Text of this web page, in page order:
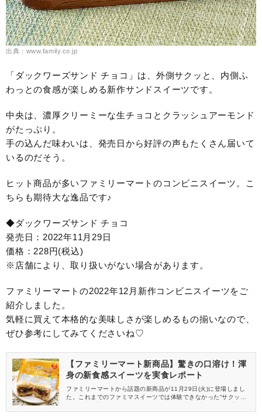
出典：www.family.co.jp
「ダックワーズサンド チョコ」は、外側サクッと、内側ふ
わっとの食感が楽しめる新作サンドスイーツです。
中央は、濃厚クリーミーな生チョコとクラッシュアーモンド
がたっぷり。
手の込んだ味わいは、発売日から好評の声もたくさん届いて
いるのだそう。
ヒット商品が多いファミリーマートのコンビニスイーツ。こ
ちらも期待大な逸品です♪
◆ダックワーズサンド チョコ
発売日：2022年11月29日
価格：228円(税込)
※店舗により、取り扱いがない場合があります。
ファミリーマートの2022年12月新作コンビニスイーツをご
紹介しました。
気軽に買えて本格的な美味しさが楽しめるもの揃いなので、
ぜひ参考にしてみてくださいね♡
【ファミリーマート新商品】驚きの口溶け！渾
身の新食感スイーツを実食レポート
ファミリーマートから話題の新商品が11月29日(火)に登場しまし
た。これまでのファミマスイーツでは体験できなかった“サクッふ
ン」の進化系“ふわしゅわ”食感の「スフレケーキ」。驚きの食感を